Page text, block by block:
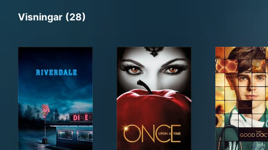
Visningar (28)